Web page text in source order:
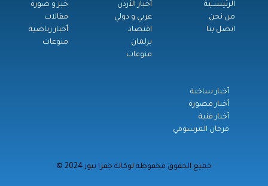
الرئيســية
من نحن
اتصل بنا
أخبار الأردن
عربي و دولي
اقتصاد
برلمان
منوعات
خبر و صورة
مقالات
أخبار رياضية
منوعات
أخبار ساخنة
أخبار مصورة
أخبار فنية
فرحان المرسومي
© جميع الحقوق محفوظة لوكالة جفرا نيوز 2024